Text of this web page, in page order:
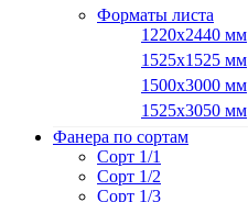
Форматы листа
1220х2440 мм
1525х1525 мм
1500х3000 мм
1525х3050 мм
Фанера по сортам
Сорт 1/1
Сорт 1/2
Сорт 1/3